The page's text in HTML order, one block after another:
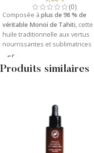
(0)
Composée à plus de 98 % de
véritable Monoï de Tahiti, cette
huile traditionnelle aux vertus
nourrissantes et sublimatrices
incarne l’âme de la Polynésie.
2 Parfums naturels :Fleur de
Produits similaires